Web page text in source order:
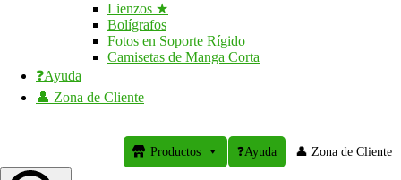
Lienzos ★
Bolígrafos
Fotos en Soporte Rígido
Camisetas de Manga Corta
❓Ayuda
👤 Zona de Cliente
Productos ❓Ayuda 👤 Zona de Cliente
printer10.com